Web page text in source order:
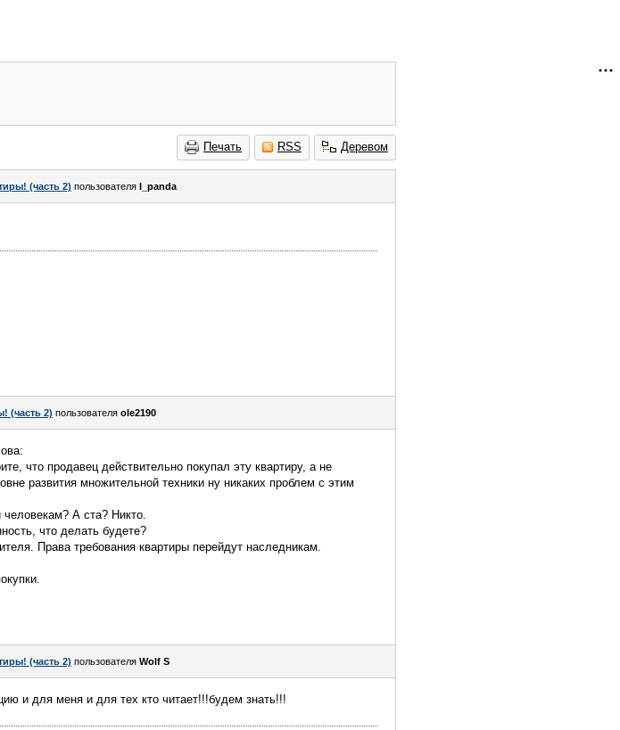
Печать RSS Деревом
(часть 2) пользователя I_panda
(часть 2) пользователя ole2190
что продавец действительно покупал эту квартиру, а не
развития множительной техники ну никаких проблем с этим
А ста? Никто.
что делать будете?
Права требования квартиры перейдут наследникам.
(часть 2) пользователя Wolf S
и для меня и для тех кто читает!!!будем знать!!!